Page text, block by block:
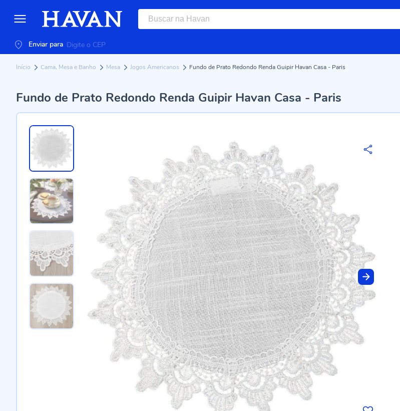
Enviar para
Início Cama, Mesa e Banho Mesa Jogos Americanos Fundo de Prato Redondo Renda Guipir Havan Casa - Paris
Fundo de Prato Redondo Renda Guipir Havan Casa - Paris